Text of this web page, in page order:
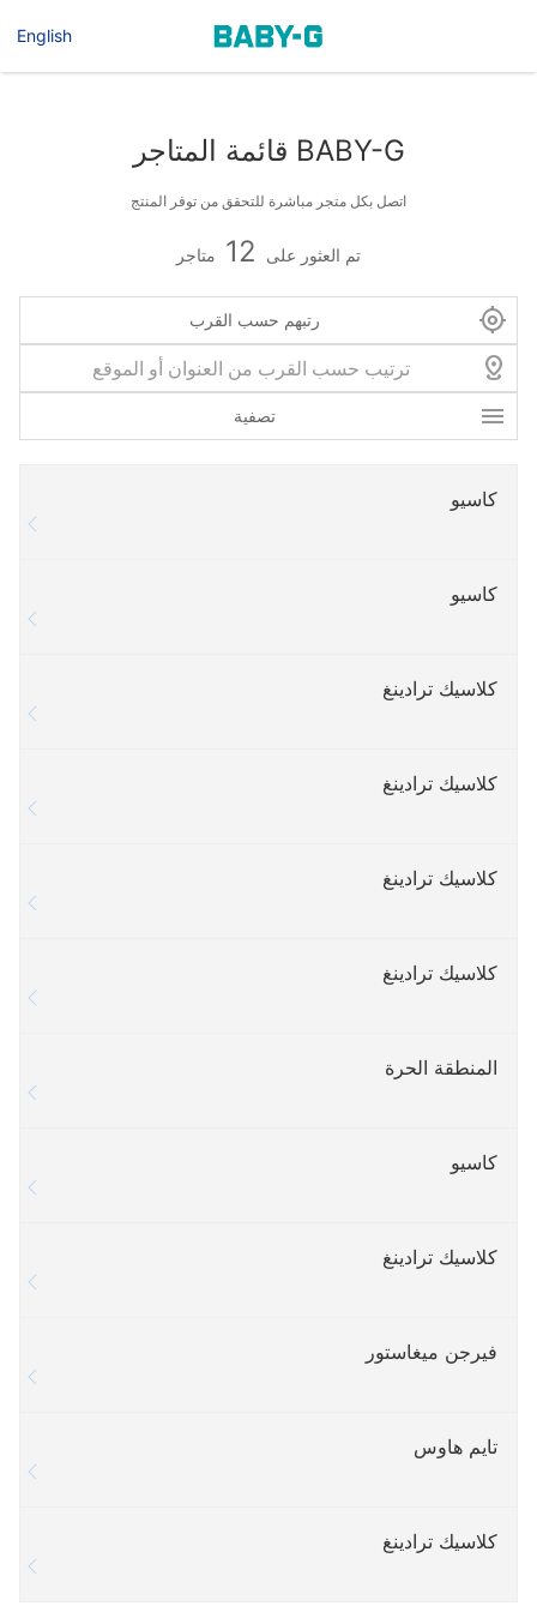
English
BABY-G قائمة المتاجر
اتصل بكل متجر مباشرة للتحقق من توفر المنتج
تم العثور على 12 متاجر
رتبهم حسب القرب
تصفية
كاسيو
كاسيو
كلاسيك ترادينغ
كلاسيك ترادينغ
كلاسيك ترادينغ
كلاسيك ترادينغ
المنطقة الحرة
كاسيو
كلاسيك ترادينغ
فيرجن ميغاستور
تايم هاوس
كلاسيك ترادينغ